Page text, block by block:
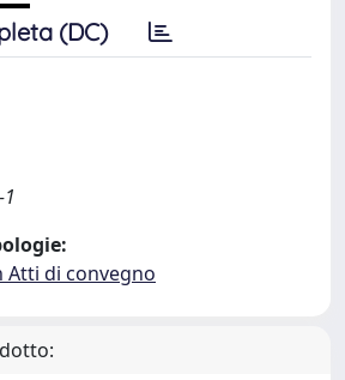
(DC)
Atti di convegno